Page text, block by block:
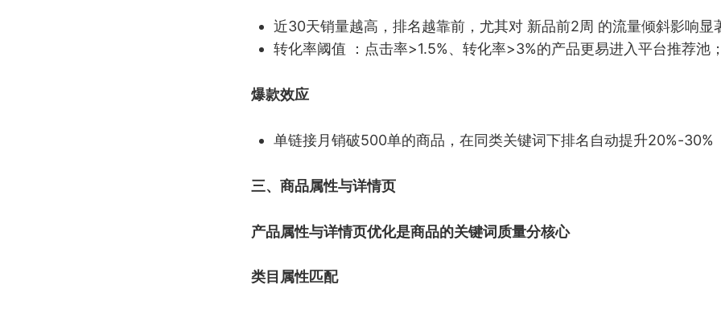
近30天销量越高，排名越靠前，尤其对 新品前2周 的流量倾斜影响显
转化率阈值 ：点击率>1.5%、转化率>3%的产品更易进入平台推荐池；
爆款效应
单链接月销破500单的商品，在同类关键词下排名自动提升20%-30%
三、商品属性与详情页
产品属性与详情页优化是商品的关键词质量分核心
类目属性匹配